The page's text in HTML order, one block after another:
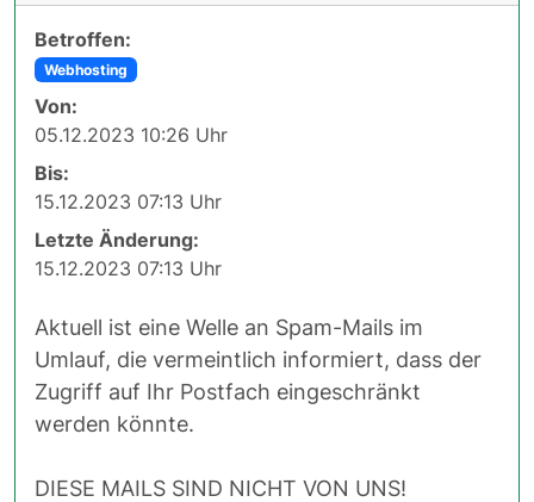
Betroffen:
Webhosting
Von:
05.12.2023 10:26 Uhr
Bis:
15.12.2023 07:13 Uhr
Letzte Änderung:
15.12.2023 07:13 Uhr
Aktuell ist eine Welle an Spam-Mails im
Umlauf, die vermeintlich informiert, dass der
Zugriff auf Ihr Postfach eingeschränkt
werden könnte.
DIESE MAILS SIND NICHT VON UNS!